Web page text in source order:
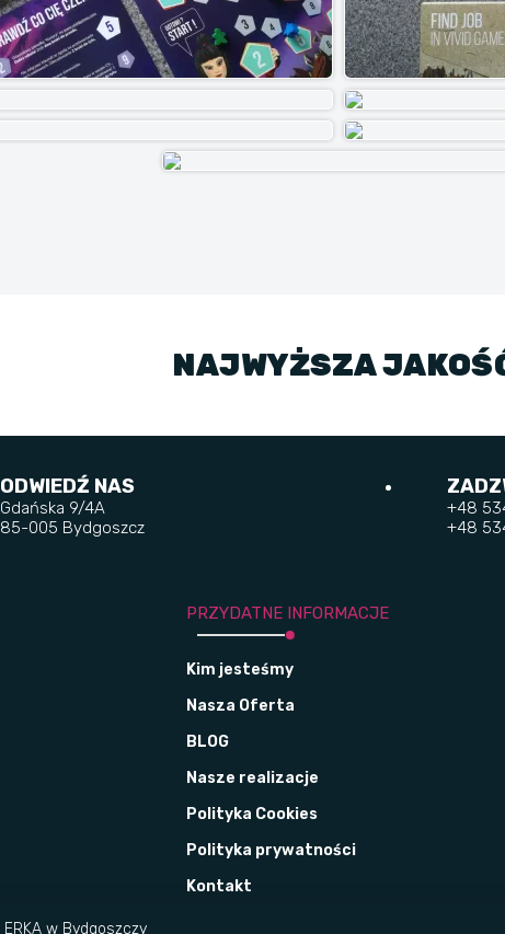
NAJWYŻSZA
ODWIEDŹ NAS
Gdańska 9/4A
85-005 Bydgoszcz
+48
+48
PRZYDATNE INFORMACJE
Kim jesteśmy
Nasza Oferta
BLOG
Nasze realizacje
Polityka Cookies
Polityka prywatności
Kontakt